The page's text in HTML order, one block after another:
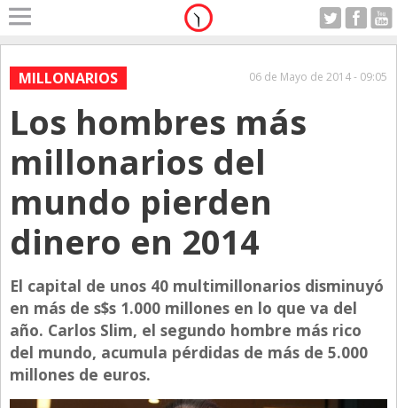
Home
A Motor
Anticipo
Campo
Carrera & Emprendedores
Club House
Con Estilo
De Bolsillo
Diarios de Argentina
Jueves 06.08.2026
MILLONARIOS 06 de Mayo de 2014 - 09:05
Los hombres más
millonarios del
mundo pierden
dinero en 2014
El capital de unos 40 multimillonarios disminuyó
en más de s$s 1.000 millones en lo que va del
año. Carlos Slim, el segundo hombre más rico
del mundo, acumula pérdidas de más de 5.000
millones de euros.